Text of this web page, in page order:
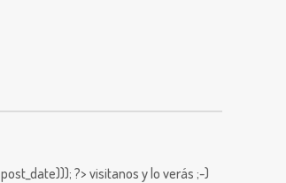
post_date))); ?> visitanos y lo verás ;-)